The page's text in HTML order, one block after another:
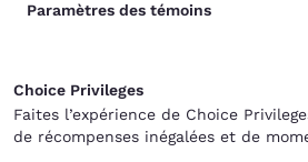
Paramètres des témoins
Choice Privileges
Faites l’expérience de Choice
de récompenses inégalées et de